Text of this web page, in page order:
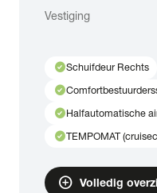
Vestiging
check_circleSchuifdeur Rechts
check_circle
check_circleHalfautomatische
check_circleTEMPOMAT
add_circle Volledig